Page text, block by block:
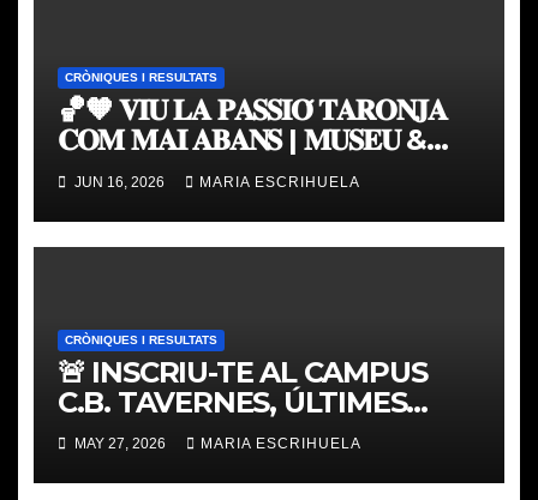
CRÒNIQUES I RESULTATS
🏀🧡 𝐕𝐈𝐔 𝐋𝐀 𝐏𝐀𝐒𝐒𝐈𝐎́ 𝐓𝐀𝐑𝐎𝐍𝐉𝐀
𝐂𝐎𝐌 𝐌𝐀𝐈 𝐀𝐁𝐀𝐍𝐒 | 𝐌𝐔𝐒𝐄𝐔 &
𝐓𝐎𝐔𝐑 𝐕𝐀𝐋𝐄𝐍𝐂𝐈𝐀 𝐁𝐀𝐒𝐊𝐄𝐓
JUN 16, 2026 MARIA ESCRIHUELA
CRÒNIQUES I RESULTATS
🚨 INSCRIU-TE AL CAMPUS
C.B. TAVERNES, ÚLTIMES
PLACES
MAY 27, 2026 MARIA ESCRIHUELA